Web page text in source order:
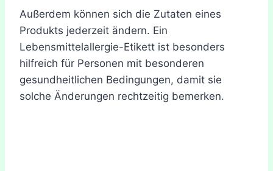
Außerdem können sich die Zutaten eines
Produkts jederzeit ändern. Ein
Lebensmittelallergie-Etikett ist besonders
hilfreich für Personen mit besonderen
gesundheitlichen Bedingungen, damit sie
solche Änderungen rechtzeitig bemerken.